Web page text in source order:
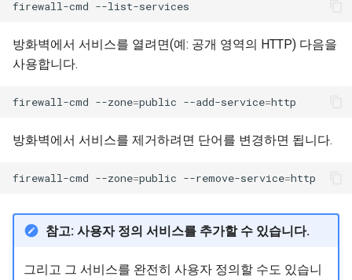
firewall-cmd
방화벽에서 서비스를 열려면(예: 공개 영역의 HTTP) 다음을
사용합니다.
firewall-cmd --zone=public --add-service=
방화벽에서 서비스를 제거하려면 단어를 변경하면 됩니다.
firewall-cmd --zone=public --remove-service=
참고: 사용자 정의 서비스를 추가할 수 있습니다.
그리고 그 서비스를 완전히 사용자 정의할 수도 있습니